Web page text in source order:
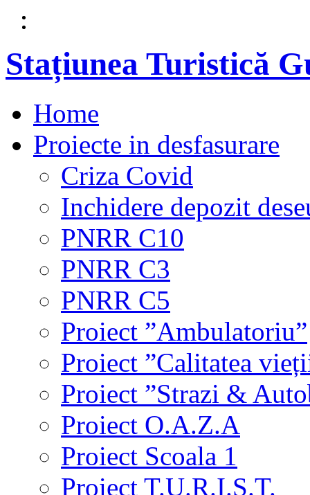
Stațiunea Turistică
Home
Proiecte in desfasurare
Criza Covid
Inchidere depozit
PNRR C10
PNRR C3
PNRR C5
Proiect ”Ambulatoriu”
Proiect ”Calitatea
Proiect ”Strazi &
Proiect O.A.Z.A
Proiect Scoala 1
Proiect T.U.R.I.S.T.